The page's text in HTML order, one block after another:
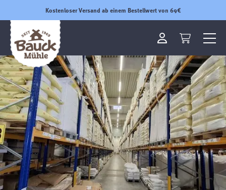
Kostenloser Versand ab einem Bestellwert von 69€